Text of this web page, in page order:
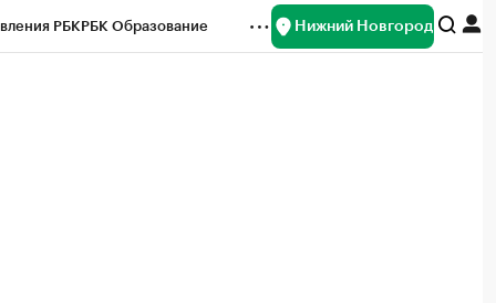
РБКРБК Образование Нижний Новгород